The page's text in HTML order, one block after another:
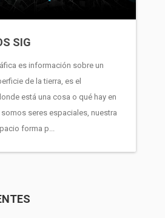
SIG
es información sobre un
de la tierra, es el
está una cosa o qué hay en
seres espaciales, nuestra
forma p...